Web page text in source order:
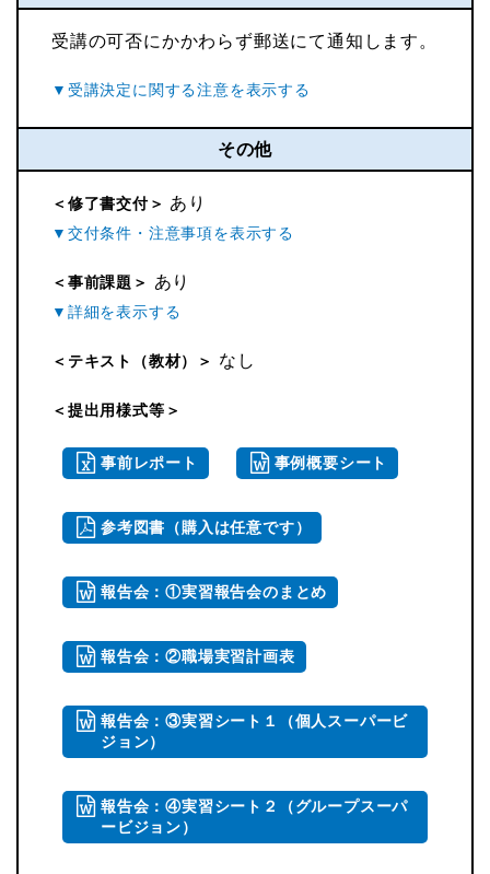
受講の可否にかかわらず郵送にて通知します。
その他
＜修了書交付＞ あり
＜事前課題＞ あり
＜テキスト（教材）＞ なし
＜提出用様式等＞
事前レポート 事例概要シート
参考図書（購入は任意です）
報告会：①実習報告会のまとめ
報告会：②職場実習計画表
報告会：③実習シート１（個人スーパービ
ジョン）
報告会：④実習シート２（グループスーパ
ービジョン）